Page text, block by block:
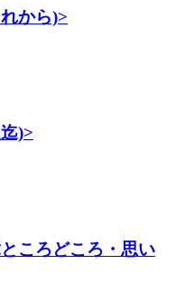
から)>
)>
ころどころ・思い